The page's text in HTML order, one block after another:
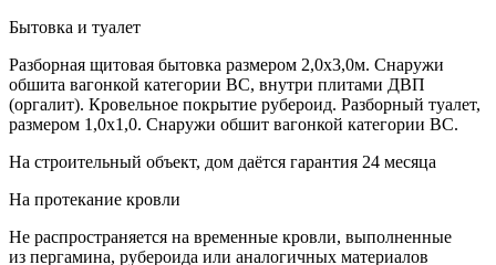
Бытовка и туалет
Разборная щитовая бытовка размером 2,0х3,0м. Снаружи
обшита вагонкой категории ВС, внутри плитами ДВП
(оргалит). Кровельное покрытие рубероид. Разборный туалет,
размером 1,0х1,0. Снаружи обшит вагонкой категории ВС.
На строительный объект, дом даётся гарантия 24 месяца
На протекание кровли
Не распространяется на временные кровли, выполненные
из пергамина, рубероида или аналогичных материалов